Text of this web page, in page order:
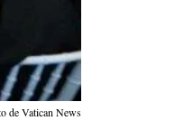
de Vatican News